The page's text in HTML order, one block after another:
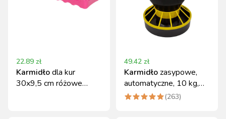
22.89 zł
Karmidłodla kur
30x9,5 cm różowe
49.42 zł
Karmidłozasypowe,
automatyczne, 10 kg,
czarno - żółte
(263)